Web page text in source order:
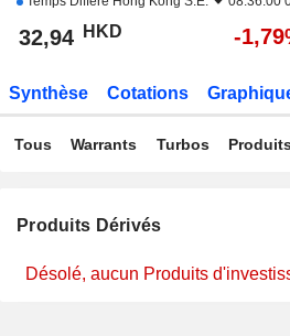
32,94 HKD -
Synthèse Cotations
Tous Warrants Turbos
Produits Dérivés
Désolé, aucun Produits